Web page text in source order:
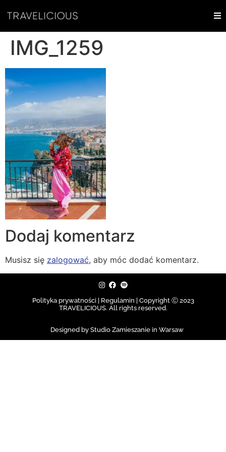
IMG_1259
Dodaj komentarz
Musisz się zalogować, aby móc dodać komentarz.
Polityka prywatności | Regulamin | Copyright Ⓒ 2023
TRAVELICIOUS. All rights reserved.
Designed by Studio Zamieszanie in Warsaw